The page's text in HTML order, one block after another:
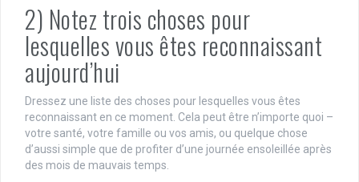
2) Notez trois choses pour
lesquelles vous êtes reconnaissant
aujourd’hui
Dressez une liste des choses pour lesquelles vous êtes
reconnaissant en ce moment. Cela peut être n’importe quoi –
votre santé, votre famille ou vos amis, ou quelque chose
d’aussi simple que de profiter d’une journée ensoleillée après
des mois de mauvais temps.